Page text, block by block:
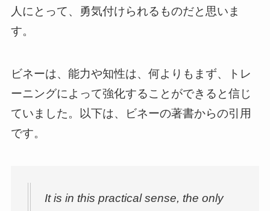
人にとって、勇気付けられるものだと思いま
す。
ビネーは、能力や知性は、何よりもまず、トレ
ーニングによって強化することができると信じ
ていました。以下は、ビネーの著書からの引用
です。
It is in this practical sense, the only